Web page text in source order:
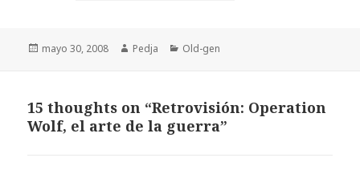
Publicado
mayo 30, 2008 Autor
Pedja Categorías
Old-gen
15 thoughts on “Retrovisión: Operation
Wolf, el arte de la guerra”